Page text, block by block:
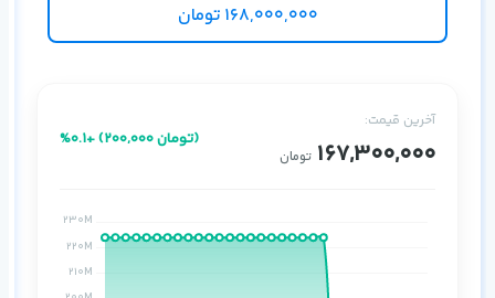
168,000,000 تومان
آخرین قیمت:
167,300,000 تومان
%0.1+ (200,000 تومان)